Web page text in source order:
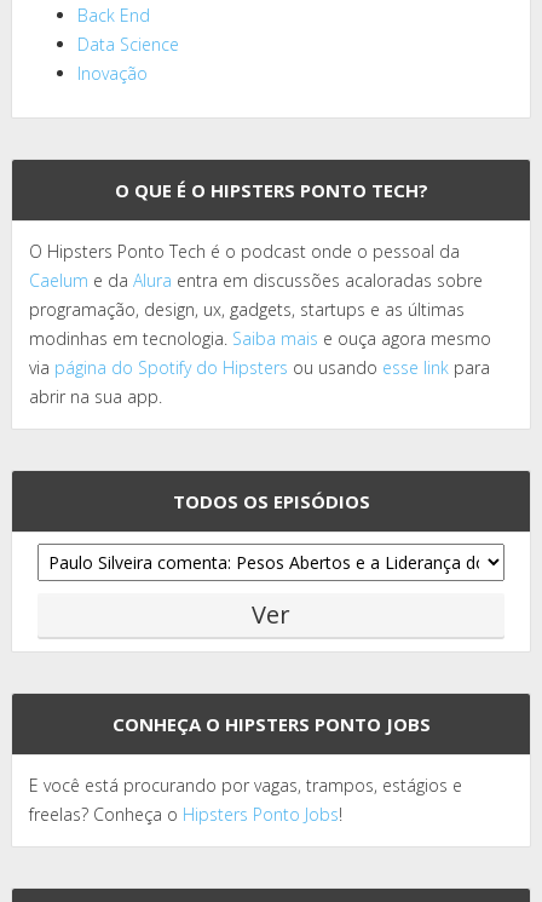
Back End
Data Science
Inovação
O QUE É O HIPSTERS PONTO TECH?
O Hipsters Ponto Tech é o podcast onde o pessoal da
Caelum e da Alura entra em discussões acaloradas sobre
programação, design, ux, gadgets, startups e as últimas
modinhas em tecnologia. Saiba mais e ouça agora mesmo
via página do Spotify do Hipsters ou usando esse link para
abrir na sua app.
TODOS OS EPISÓDIOS
CONHEÇA O HIPSTERS PONTO JOBS
E você está procurando por vagas, trampos, estágios e
freelas? Conheça o Hipsters Ponto Jobs!